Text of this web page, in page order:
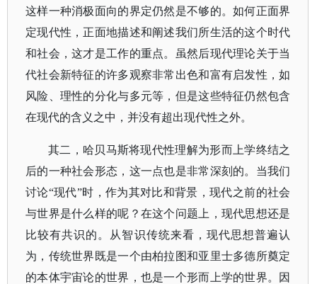
这样一种消极面向的界定仍然是不够的。如何正面界
定现代性，正面地描述和阐述我们所生活的这个时代
和社会，这才是工作的重点。虽然后现代理论关于当
代社会新特征的许多观察非常出色和富有启发性，如
风险、理性的分化与多元等，但是这些特征仍然包含
在现代的含义之中，并没有超出现代性之外。
其二，哈贝马斯将现代性理解为形而上学终结之
后的一种社会形态，这一点也是非常深刻的。当我们
讨论“现代”时，作为其对比和背景，现代之前的社会
与世界是什么样的呢？在这个问题上，现代思想还是
比较有共识的。从智识传统来看，现代思想普遍认
为，传统世界既是一个由柏拉图和亚里士多德所奠定
的本体宇宙论的世界，也是一个形而上学的世界。因